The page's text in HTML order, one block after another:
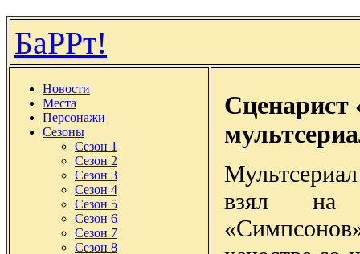
БаРРт!
Новости
Места
Персонажи
Сезоны
Сезон 1
Сезон 2
Сезон 3
Сезон 4
Сезон 5
Сезон 6
Сезон 7
Сезон 8
Сценарист
взял на